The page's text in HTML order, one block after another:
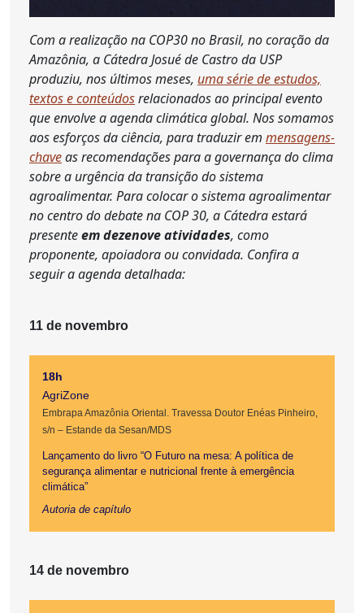
Com a realização na COP30 no Brasil, no coração da
Amazônia, a Cátedra Josué de Castro da USP
produziu, nos últimos meses, uma série de estudos,
textos e conteúdosrelacionados ao principal evento
que envolve a agenda climática global. Nos somamos
aos esforços da ciência, para traduzir em mensagens-
chaveas recomendações para a governança do clima
sobre a urgência da transição do sistema
agroalimentar. Para colocar o sistema agroalimentar
no centro do debate na COP 30, a Cátedra estará
presenteem dezenove atividades, como
proponente, apoiadora ou convidada. Confira a
seguir a agenda detalhada:
11 de novembro
18h
AgriZone
Embrapa Amazônia Oriental. Travessa Doutor Enéas Pinheiro,
s/n – Estande da Sesan/MDS
Lançamento do livro “O Futuro na mesa: A política de
segurança alimentar e nutricional frente à emergência
climática”
Autoria de capítulo
14 de novembro